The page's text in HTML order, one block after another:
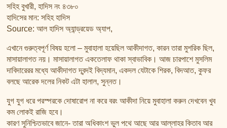
সহিহ বুখারী, হাদিস নং ৪৩৮০
হাদিসের মান: সহিহ হাদিস
Source: আল হাদিস অ্যান্ড্রয়েড অ্যাপ,
এখানে গুরুত্বপূর্ণ বিষয় হলো – মুবাহালা হয়েছিল আকীদাগত, কারন তারা মুশরিক ছিল,
মাসায়ালাগত নয়। মাসায়ালাগত একতেলাফ থাকা স্বাভাবিক। আজ চারপাশে মুসলিম
দাবিদারেরর মধ্যে আকীদাগত দ্বন্দই বিদ্যমান, একদল যেটাকে শিরক, বিদআত, কুফর
বলছে আরেক দলের নিকট এটা হালাল, সুন্নত।
যুগ যুগ ধরে পরস্পরকে দোষারোপ না করে বরং আকীদা নিয়ে মুবাহালা করুন দেখবেন খুব
কম লোকই রাজি হবে।
কারণ সুনিশ্চিতভাবে জানে- তারা অধিকাংশ ভুল পথে আছে আর আল্লাহর কিতাব আর